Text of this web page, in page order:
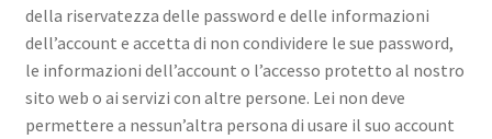
della riservatezza delle password e delle informazioni
dell’account e accetta di non condividere le sue password,
le informazioni dell’account o l’accesso protetto al nostro
sito web o ai servizi con altre persone. Lei non deve
permettere a nessun’altra persona di usare il suo account